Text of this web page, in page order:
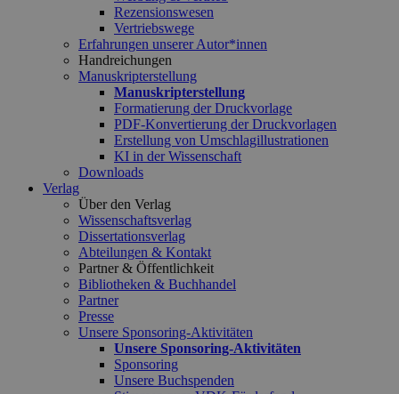
Rezensionswesen
Vertriebswege
Erfahrungen unserer Autor*innen
Handreichungen
Manuskripterstellung
Manuskripterstellung
Formatierung der Druckvorlage
PDF-Konvertierung der Druckvorlagen
Erstellung von Umschlagillustrationen
KI in der Wissenschaft
Downloads
Verlag
Über den Verlag
Wissenschaftsverlag
Dissertationsverlag
Abteilungen & Kontakt
Partner & Öffentlichkeit
Bibliotheken & Buchhandel
Partner
Presse
Unsere Sponsoring-Aktivitäten
Unsere Sponsoring-Aktivitäten
Sponsoring
Unsere Buchspenden